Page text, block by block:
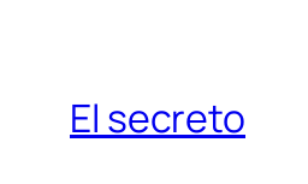
El secreto